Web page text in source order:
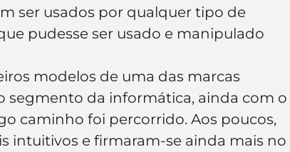
ser usados por qualquer tipo de
pudesse ser usado e manipulado
modelos de uma das marcas
segmento da informática, ainda com o
caminho foi percorrido. Aos poucos,
intuitivos e firmaram-se ainda mais no